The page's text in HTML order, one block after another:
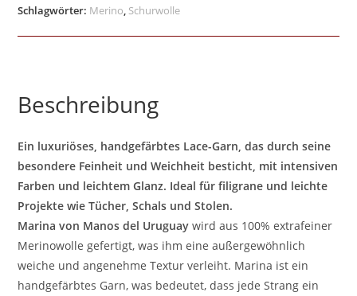
Schlagwörter: Merino, Schurwolle
Beschreibung
Ein luxuriöses, handgefärbtes Lace-Garn, das durch seine
besondere Feinheit und Weichheit besticht, mit intensiven
Farben und leichtem Glanz. Ideal für filigrane und leichte
Projekte wie Tücher, Schals und Stolen.
Marina von Manos del Uruguay wird aus 100% extrafeiner
Merinowolle gefertigt, was ihm eine außergewöhnlich
weiche und angenehme Textur verleiht. Marina ist ein
handgefärbtes Garn, was bedeutet, dass jede Strang ein